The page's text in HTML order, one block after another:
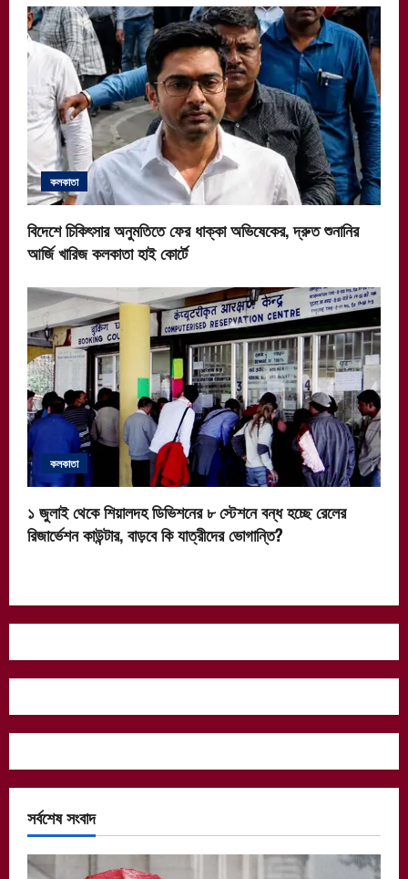
কলকাতা
বিদেশে চিকিৎসার অনুমতিতে ফের ধাক্কা অভিষেকের, দ্রুত শুনানির
আর্জি খারিজ কলকাতা হাই কোর্টে
কলকাতা
১ জুলাই থেকে শিয়ালদহ ডিভিশনের ৮ স্টেশনে বন্ধ হচ্ছে রেলের
রিজার্ভেশন কাউন্টার, বাড়বে কি যাত্রীদের ভোগান্তি?
সর্বশেষ সংবাদ